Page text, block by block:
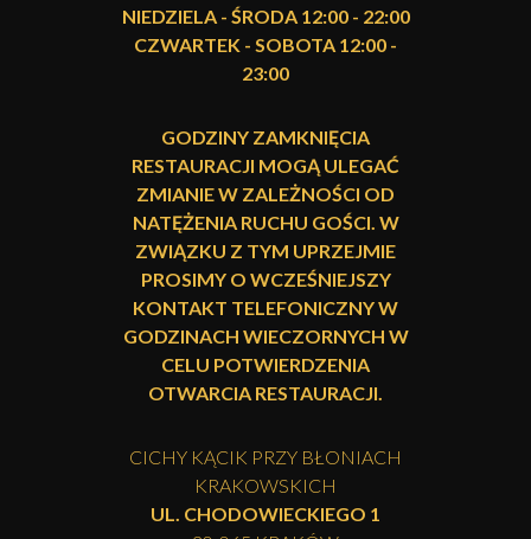
NIEDZIELA - ŚRODA 12:00 - 22:00
CZWARTEK - SOBOTA 12:00 -
23:00
GODZINY ZAMKNIĘCIA
RESTAURACJI MOGĄ ULEGAĆ
ZMIANIE W ZALEŻNOŚCI OD
NATĘŻENIA RUCHU GOŚCI. W
ZWIĄZKU Z TYM UPRZEJMIE
PROSIMY O WCZEŚNIEJSZY
KONTAKT TELEFONICZNY W
GODZINACH WIECZORNYCH W
CELU POTWIERDZENIA
OTWARCIA RESTAURACJI.
CICHY KĄCIK PRZY BŁONIACH
KRAKOWSKICH
UL. CHODOWIECKIEGO 1